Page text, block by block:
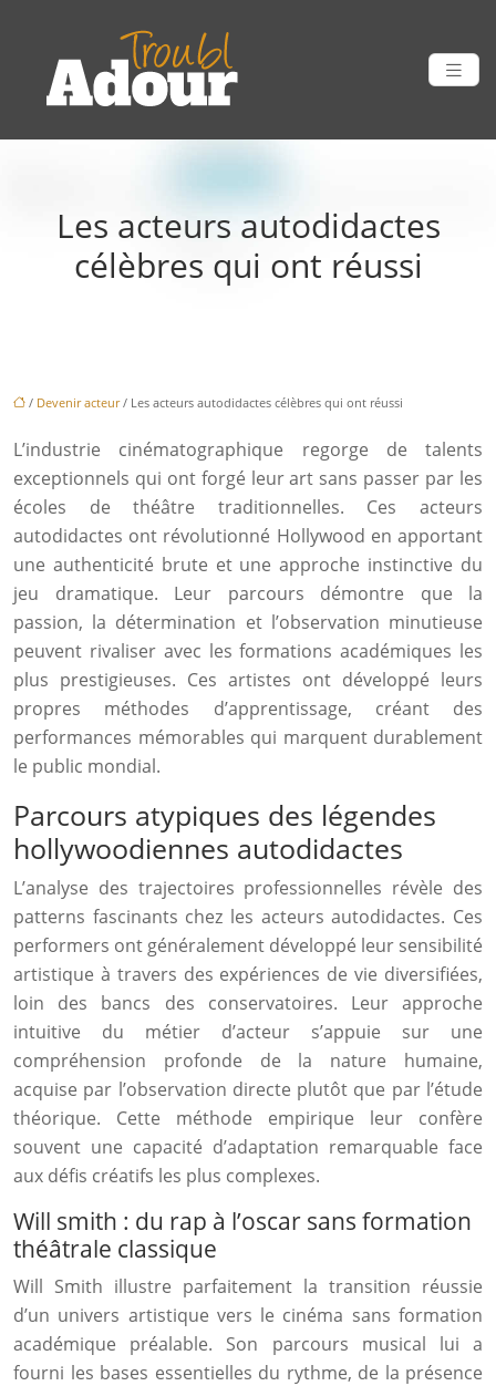
Les acteurs autodidactes
célèbres qui ont réussi
/ Devenir acteur/ Les acteurs autodidactes célèbres qui ont réussi
L’industrie cinématographique regorge de talents
exceptionnels qui ont forgé leur art sans passer par les
écoles de théâtre traditionnelles. Ces acteurs
autodidactes ont révolutionné Hollywood en apportant
une authenticité brute et une approche instinctive du
jeu dramatique. Leur parcours démontre que la
passion, la détermination et l’observation minutieuse
peuvent rivaliser avec les formations académiques les
plus prestigieuses. Ces artistes ont développé leurs
propres méthodes d’apprentissage, créant des
performances mémorables qui marquent durablement
le public mondial.
Parcours atypiques des légendes
hollywoodiennes autodidactes
L’analyse des trajectoires professionnelles révèle des
patterns fascinants chez les acteurs autodidactes. Ces
performers ont généralement développé leur sensibilité
artistique à travers des expériences de vie diversifiées,
loin des bancs des conservatoires. Leur approche
intuitive du métier d’acteur s’appuie sur une
compréhension profonde de la nature humaine,
acquise par l’observation directe plutôt que par l’étude
théorique. Cette méthode empirique leur confère
souvent une capacité d’adaptation remarquable face
aux défis créatifs les plus complexes.
Will smith : du rap à l’oscar sans formation
théâtrale classique
Will Smith illustre parfaitement la transition réussie
d’un univers artistique vers le cinéma sans formation
académique préalable. Son parcours musical lui a
fourni les bases essentielles du rythme, de la présence